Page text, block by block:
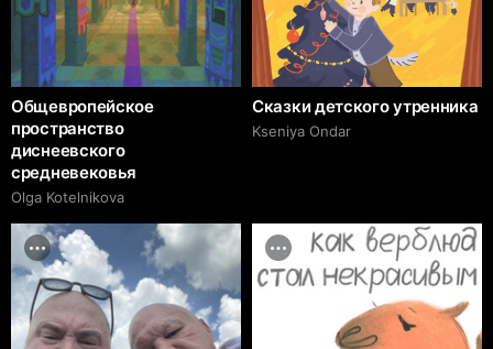
Общевропейское
пространство
диснеевского
средневековья
Olga Kotelnikova
Сказки детского утренника
Kseniya Ondar